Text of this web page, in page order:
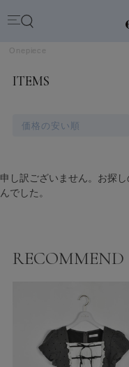
Onepiece
ITEMS
価格の安い順
商品一覧
申し訳ございません。お探
んでした。
RECOMMEND